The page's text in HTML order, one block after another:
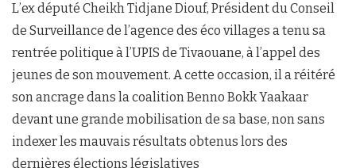
L’ex député Cheikh Tidjane Diouf, Président du Conseil
de Surveillance de l’agence des éco villages a tenu sa
rentrée politique à l’UPIS de Tivaouane, à l’appel des
jeunes de son mouvement. A cette occasion, il a réitéré
son ancrage dans la coalition Benno Bokk Yaakaar
devant une grande mobilisation de sa base, non sans
indexer les mauvais résultats obtenus lors des
dernières élections législatives